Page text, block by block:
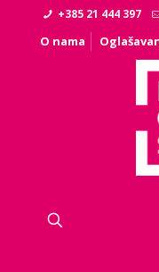
+385 21 444 397
O nama